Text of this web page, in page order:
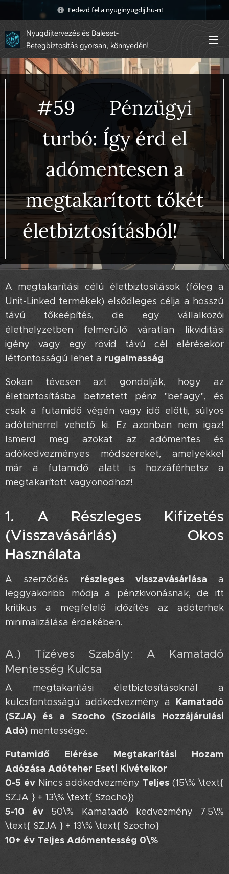
Fedezd fel a nyuginyugdij.hu-n! 🚀
Nyugdíjtervezés és Baleset-
Betegbiztosítás gyorsan, könnyedén!
#59 💸 Pénzügyi
turbó: Így érd el
adómentesen a
megtakarított tőkét
életbiztosításból! 🚀
A megtakarítási célú életbiztosítások (főleg a
Unit-Linked termékek) elsődleges célja a hosszú
távú tőkeépítés, de egy vállalkozói
élethelyzetben felmerülő váratlan likviditási
igény vagy egy rövid távú cél elérésekor
létfontosságú lehet a rugalmasság.
Sokan tévesen azt gondolják, hogy az
életbiztosításba befizetett pénz "befagy", és
csak a futamidő végén vagy idő előtti, súlyos
adóteherrel vehető ki. Ez azonban nem igaz!
Ismerd meg azokat az adómentes és
adókedvezményes módszereket, amelyekkel
már a futamidő alatt is hozzáférhetsz a
megtakarított vagyonodhoz! 👇
1. A Részleges Kifizetés
(Visszavásárlás) Okos
Használata 💡
A szerződés részleges visszavásárlása a
leggyakoribb módja a pénzkivonásnak, de itt
kritikus a megfelelő időzítés az adóterhek
minimalizálása érdekében.
A.) Tízéves Szabály: A Kamatadó
Mentesség Kulcsa 🗝️
A megtakarítási életbiztosításoknál a
kulcsfontosságú adókedvezmény a Kamatadó
(SZJA) és a Szocho (Szociális Hozzájárulási
Adó) mentessége.
Futamidő Elérése
Megtakarítási Hozam
Adózása Adóteher Eseti Kivételkor
0-5 évNincs adókedvezmény Teljes (15\% \text{
SZJA } + 13\% \text{ Szocho})
5-10 év 50\% Kamatadó kedvezmény 7.5\%
\text{ SZJA } + 13\% \text{ Szocho}
10+ év Teljes Adómentesség 0\%